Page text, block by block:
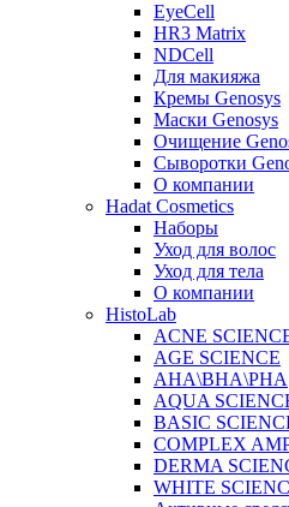
EyeCell
HR3 Matrix
NDCell
Для макияжа
Кремы Genosys
Маски Genosys
Очищение
Сыворотки
О компании
Hadat Cosmetics
Наборы
Уход для волос
Уход для тела
О компании
HistoLab
ACNE
AGE SCIENCE
AHA\BHA\PHA
AQUA
BASIC
COMPLEX
DERMA
WHITE